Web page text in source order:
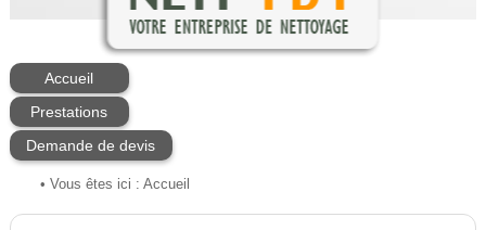
Accueil
Prestations
Demande de devis
• Vous êtes ici : Accueil